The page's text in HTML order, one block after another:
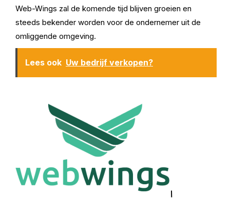
Web-Wings zal de komende tijd blijven groeien en
steeds bekender worden voor de ondernemer uit de
omliggende omgeving.
Lees ook Uw bedrijf verkopen?
\